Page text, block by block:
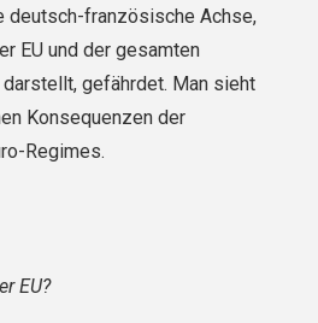
deutsch-französische Achse,
EU und der gesamten
darstellt, gefährdet. Man sieht
Konsequenzen der
Regimes.
EU?